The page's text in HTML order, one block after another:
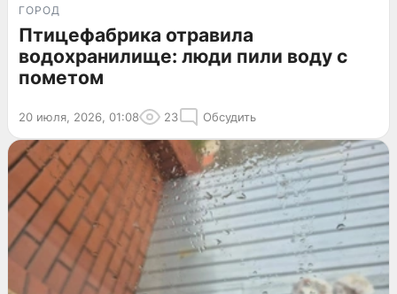
ГОРОД
Птицефабрика отравила
водохранилище: люди пили воду с
пометом
20 июля, 2026, 01:08 23 Обсудить